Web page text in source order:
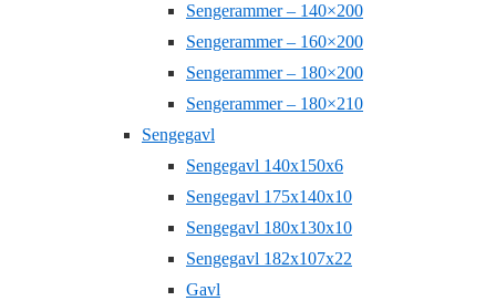
Sengerammer – 140×200
Sengerammer – 160×200
Sengerammer – 180×200
Sengerammer – 180×210
Sengegavl
Sengegavl 140x150x6
Sengegavl 175x140x10
Sengegavl 180x130x10
Sengegavl 182x107x22
Gavl